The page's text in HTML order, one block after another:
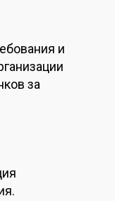
и
за